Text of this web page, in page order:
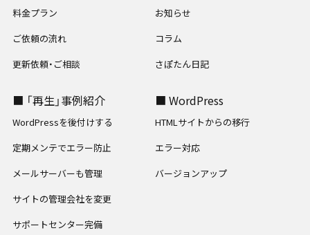
料金プラン
ご依頼の流れ
更新依頼・ご相談
お知らせ
コラム
さぽたん日記
■ 「再生」事例紹介
WordPressを後付けする
定期メンテでエラー防止
メールサーバーも管理
サイトの管理会社を変更
サポートセンター完備
■ WordPress
HTMLサイトからの移行
エラー対応
バージョンアップ